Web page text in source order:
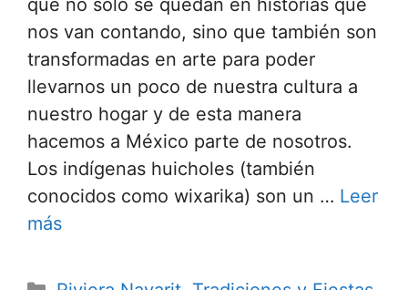
que no solo se quedan en historias que
nos van contando, sino que también son
transformadas en arte para poder
llevarnos un poco de nuestra cultura a
nuestro hogar y de esta manera
hacemos a México parte de nosotros.
Los indígenas huicholes (también
conocidos como wixarika) son un … Leer
más